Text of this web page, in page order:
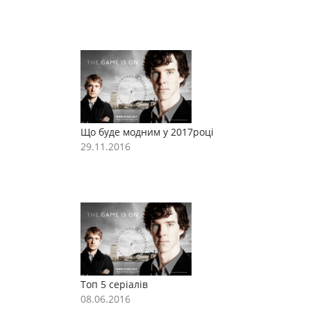
Що буде модним у 2017році
29.11.2016
Топ 5 серіалів
08.06.2016